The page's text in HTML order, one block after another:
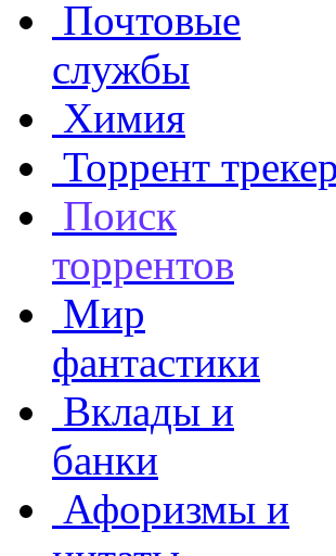
Почтовые
службы
Химия
Торрент трекер
Поиск
торрентов
Мир
фантастики
Вклады и
банки
Афоризмы и